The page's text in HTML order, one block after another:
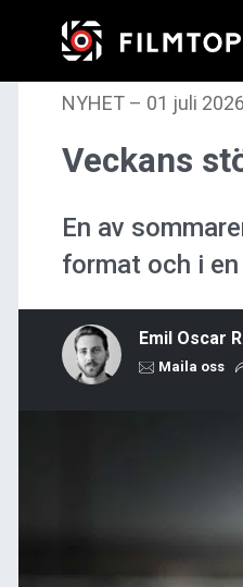
NYHET – 01 juli
Veckans
En av
format och i
Emil Oscar
Maila oss